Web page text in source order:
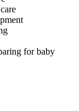
for baby